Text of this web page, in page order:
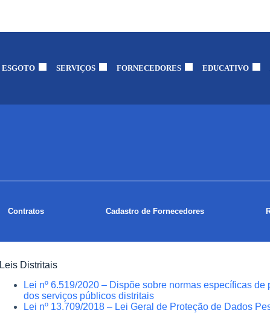
ESGOTO SERVIÇOS FORNECEDORES EDUCATIVO
Contratos Cadastro de Fornecedores
Leis Distritais
Lei nº 6.519/2020 – Dispõe sobre normas específicas
dos serviços públicos distritais
Lei nº 13.709/2018 – Lei Geral de Proteção de Dados